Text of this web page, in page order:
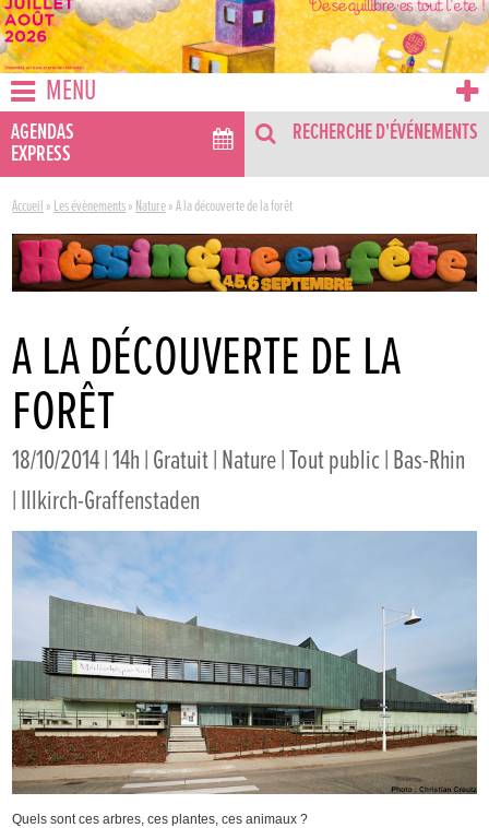
MENU
AGENDAS
EXPRESS
RECHERCHE D'ÉVÉNEMENTS
Accueil » Les évènements» Nature»A la découverte de la forêt
A LA DÉCOUVERTE DE LA
FORÊT
18/10/2014 | 14h | Gratuit | Nature | Tout public | Bas-Rhin
| Illkirch-Graffenstaden
Quels sont ces arbres, ces plantes, ces animaux ?